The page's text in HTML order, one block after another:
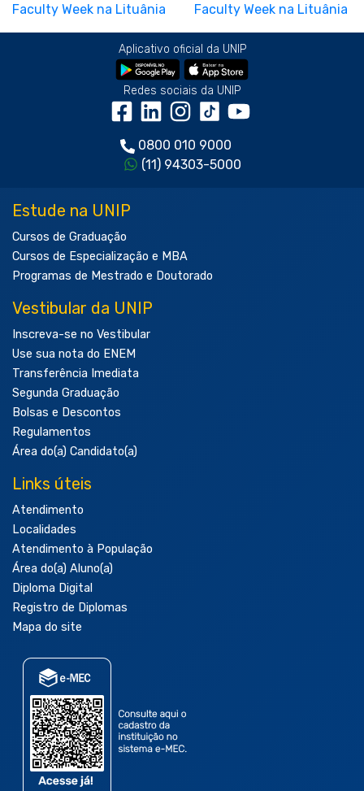
Aplicativo oficial da UNIP
Redes sociais da UNIP
0800 010 9000
(11) 94303-5000
Estude na UNIP
Cursos de Graduação
Cursos de Especialização e MBA
Programas de Mestrado e Doutorado
Vestibular da UNIP
Inscreva-se no Vestibular
Use sua nota do ENEM
Transferência Imediata
Segunda Graduação
Bolsas e Descontos
Regulamentos
Área do(a) Candidato(a)
Links úteis
Atendimento
Localidades
Atendimento à População
Área do(a) Aluno(a)
Diploma Digital
Registro de Diplomas
Mapa do site